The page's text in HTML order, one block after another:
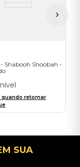
- Shabooh Shoobah -
quando retornar
SUA